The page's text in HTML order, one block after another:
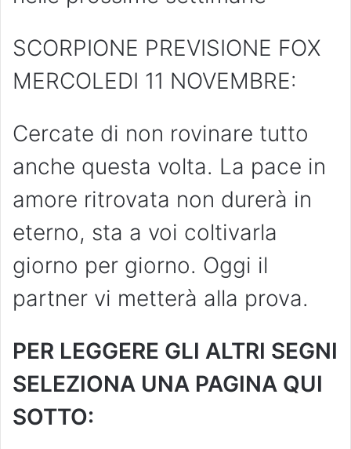
SCORPIONE PREVISIONE FOX
MERCOLEDI 11 NOVEMBRE:
Cercate di non rovinare tutto
anche questa volta. La pace in
amore ritrovata non durerà in
eterno, sta a voi coltivarla
giorno per giorno. Oggi il
partner vi metterà alla prova.
PER LEGGERE GLI ALTRI SEGNI
SELEZIONA UNA PAGINA QUI
SOTTO: